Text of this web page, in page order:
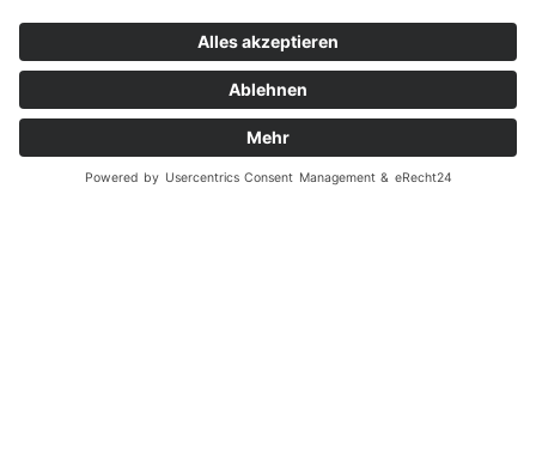
Google Maps aktivieren
Beim Aktivieren der Google Map akzeptieren Sie die
Datenschutzerklärung von Google:
https://www.google.de/intl/de/policies/privacy/